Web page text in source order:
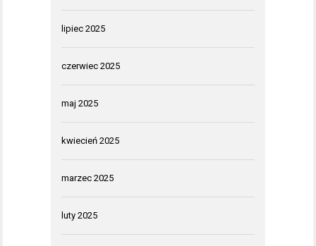
lipiec 2025
czerwiec 2025
maj 2025
kwiecień 2025
marzec 2025
luty 2025